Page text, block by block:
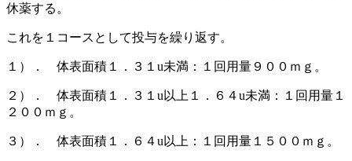
休薬する。
これを１コースとして投与を繰り返す。
１）． 体表面積１．３１u未満：１回用量９００ｍｇ。
２）． 体表面積１．３１u以上１．６４u未満：１回用量１
２００ｍｇ。
３）． 体表面積１．６４u以上：１回用量１５００ｍｇ。